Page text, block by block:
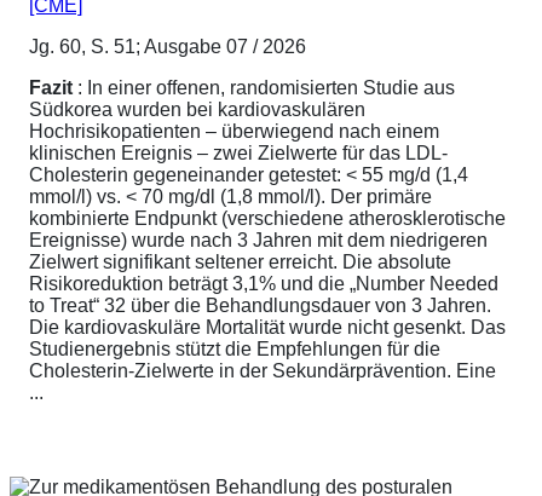
[CME]
Jg. 60, S. 51; Ausgabe 07 / 2026
Fazit : In einer offenen, randomisierten Studie aus
Südkorea wurden bei kardiovaskulären
Hochrisikopatienten – überwiegend nach einem
klinischen Ereignis – zwei Zielwerte für das LDL-
Cholesterin gegeneinander getestet: < 55 mg/d (1,4
mmol/l) vs. < 70 mg/dl (1,8 mmol/l). Der primäre
kombinierte Endpunkt (verschiedene atherosklerotische
Ereignisse) wurde nach 3 Jahren mit dem niedrigeren
Zielwert signifikant seltener erreicht. Die absolute
Risikoreduktion beträgt 3,1% und die „Number Needed
to Treat“ 32 über die Behandlungsdauer von 3 Jahren.
Die kardiovaskuläre Mortalität wurde nicht gesenkt. Das
Studienergebnis stützt die Empfehlungen für die
Cholesterin-Zielwerte in der Sekundärprävention. Eine
...